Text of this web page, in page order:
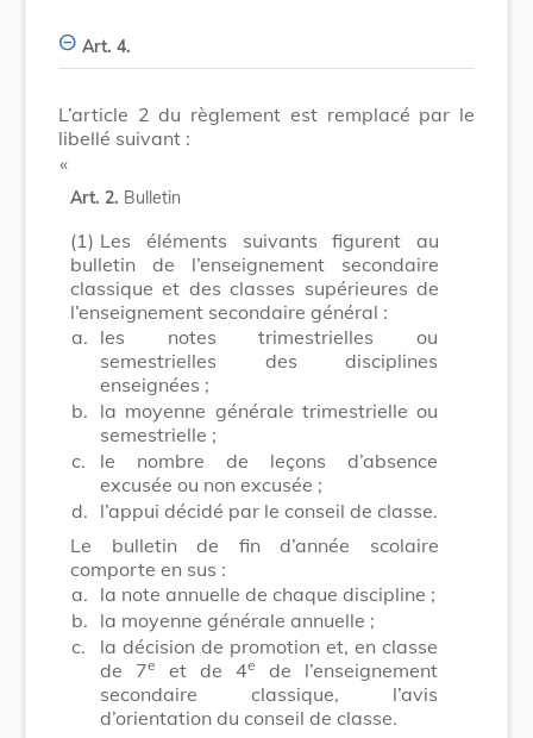
Art. 4.
L’article 2 du règlement est remplacé par le
libellé suivant :
​ «
Art. 2. Bulletin
(1) Les éléments suivants figurent au
bulletin de l’enseignement secondaire
classique et des classes supérieures de
l’enseignement secondaire général :
a. les notes trimestrielles ou
semestrielles des disciplines
enseignées ;
b. la moyenne générale trimestrielle ou
semestrielle ;
c.
le nombre de leçons d’absence
excusée ou non excusée ;
d. l’appui décidé par le conseil de classe.
Le bulletin de fin d’année scolaire
comporte en sus :
a. la note annuelle de chaque discipline ;
b. la moyenne générale annuelle ;
c.
la décision de promotion et, en classe
de 7e et de 4e
de l’enseignement
secondaire classique, l’avis
d’orientation du conseil de classe.